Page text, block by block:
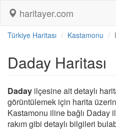
haritayer.com
Türkiye Haritası Kastamonu
Daday Haritası
Daday ilçesine ait detaylı
görüntülemek için harita
Kastamonu iline bağlı Daday
rakım gibi detaylı bilgileri